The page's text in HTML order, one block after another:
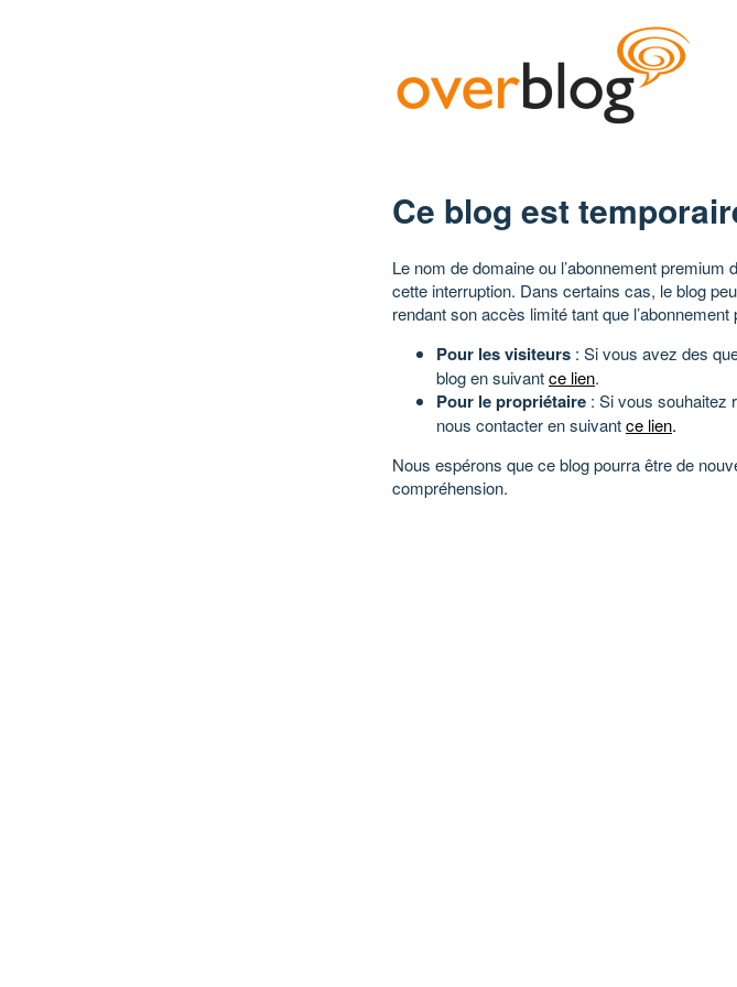
Ce blog est
Le nom de domaine ou l’abonnement premium
cette interruption. Dans certains cas, le blog
rendant son accès limité tant que
Pour les visiteurs : Si vous avez des
blog en suivantce lien.
Pour le propriétaire : Si vous souhaitez
nous contacter en suivantce lien.
Nous espérons que ce blog pourra être de
compréhension.